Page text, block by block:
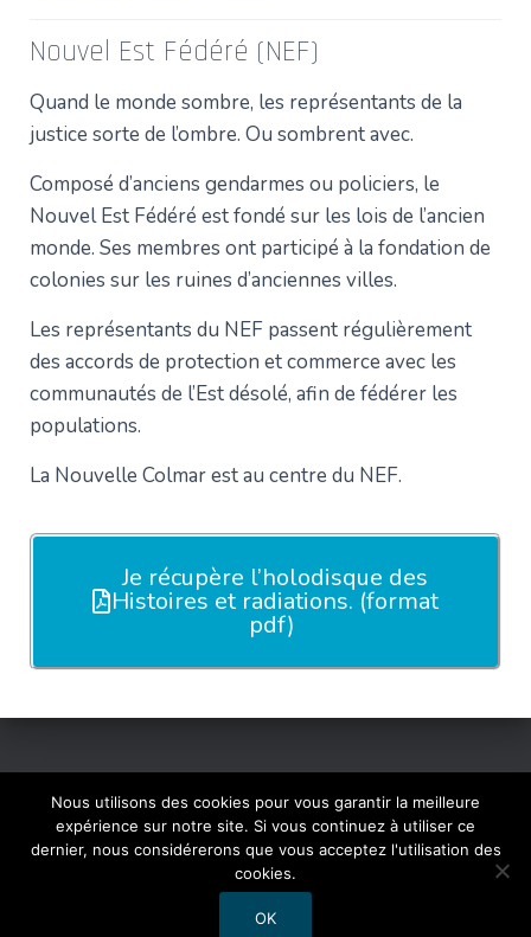
Nouvel Est Fédéré (NEF)
Quand le monde sombre, les représentants de la
justice sorte de l’ombre. Ou sombrent avec.
Composé d’anciens gendarmes ou policiers, le
Nouvel Est Fédéré est fondé sur les lois de l’ancien
monde. Ses membres ont participé à la fondation de
colonies sur les ruines d’anciennes villes.
Les représentants du NEF passent régulièrement
des accords de protection et commerce avec les
communautés de l’Est désolé, afin de fédérer les
populations.
La Nouvelle Colmar est au centre du NEF.
Je récupère l’holodisque des
Histoires et radiations. (format
pdf)
PLAN DU SITE
Hestia | Développé par
Nous utilisons des cookies pour vous garantir la meilleure
expérience sur notre site. Si vous continuez à utiliser ce
dernier, nous considérerons que vous acceptez l'utilisation des
cookies.
OK